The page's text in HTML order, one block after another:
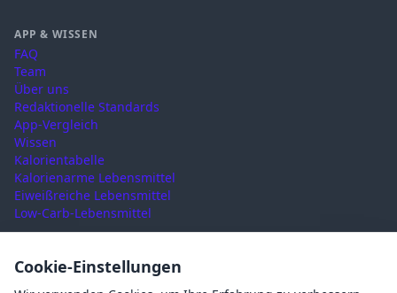
APP & WISSEN
FAQ
Team
Über uns
Redaktionelle Standards
App-Vergleich
Wissen
Kalorientabelle
Kalorienarme Lebensmittel
Eiweißreiche Lebensmittel
Low-Carb-Lebensmittel
RECHTLICHES
Nutzungsbedingungen
Cookie-Einstellungen